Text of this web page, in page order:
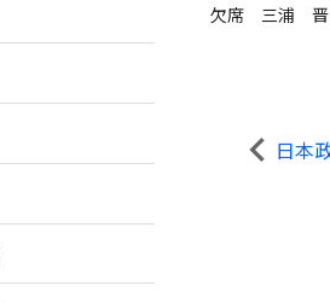
欠席 三浦 晋
日本